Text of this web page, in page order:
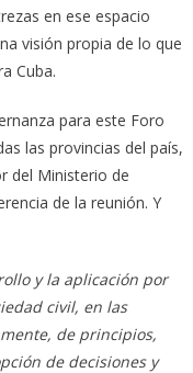
en ese espacio
visión propia de lo que
Cuba.
para este Foro
las provincias del país,
del Ministerio de
de la reunión. Y
y la aplicación por
civil, en las
de principios,
de decisiones y